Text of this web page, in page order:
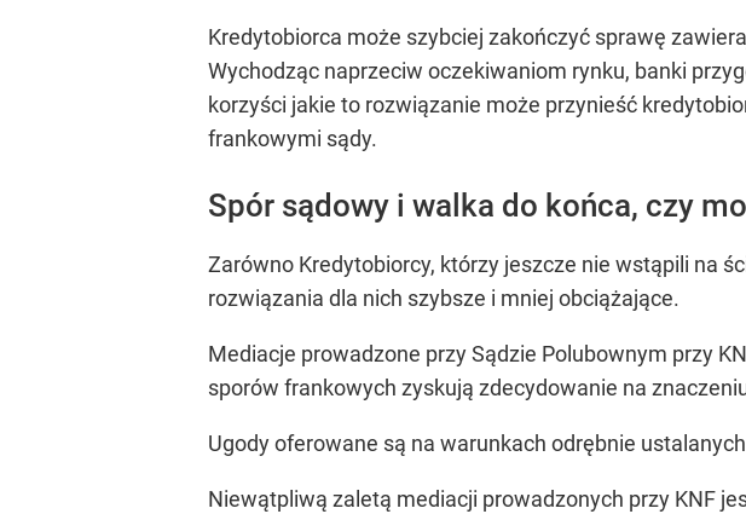
Kredytobiorca może szybciej zakończyć sprawę
Wychodząc naprzeciw oczekiwaniom rynku, banki
korzyści jakie to rozwiązanie może przynieść
frankowymi sądy.
Spór sądowy i walka do końca, czy
Zarówno Kredytobiorcy, którzy jeszcze nie wstąpili na
rozwiązania dla nich szybsze i mniej obciążające.
Mediacje prowadzone przy Sądzie Polubownym przy
sporów frankowych zyskują zdecydowanie na
Ugody oferowane są na warunkach odrębnie
Niewątpliwą zaletą mediacji prowadzonych przy KNF